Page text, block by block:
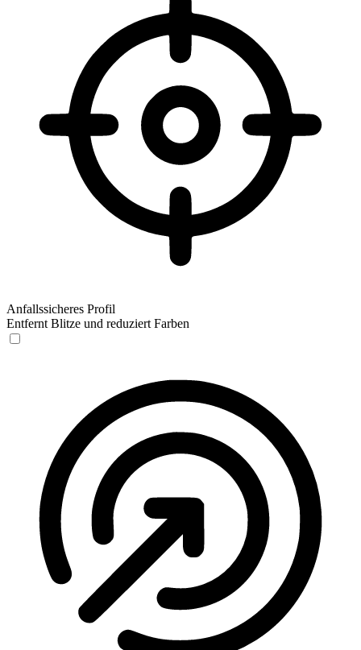
Anfallssicheres Profil
Entfernt Blitze und reduziert Farben